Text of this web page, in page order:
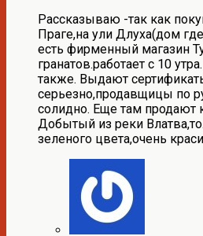
Рассказываю -так как
Праге,на ули Длуха(дом
есть фирменный магазин
гранатов.работает с 10
также. Выдают
серьезно,продавщицы по
солидно. Еще там продают
Добытый из реки
зеленого цвета,очень